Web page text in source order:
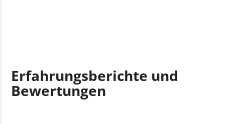
Erfahrungsberichte und
Bewertungen